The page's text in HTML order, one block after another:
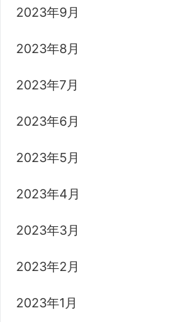
2023年9月
2023年8月
2023年7月
2023年6月
2023年5月
2023年4月
2023年3月
2023年2月
2023年1月